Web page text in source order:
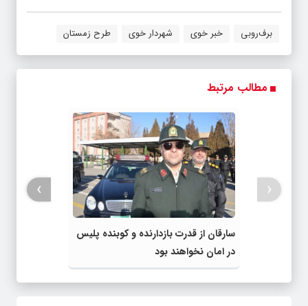
برف‌روبی خبر خوی شهردار خوی طرح زمستان
مطالب مرتبط
سارقان از قدرت بازدارنده و کوبنده پلیس
در امان نخواهند بود
‹
›